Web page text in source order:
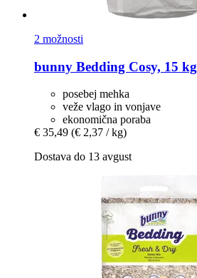
2 možnosti
bunny Bedding Cosy, 15 kg
posebej mehka
veže vlago in vonjave
ekonomična poraba
€ 35,49 (€ 2,37 / kg)
Dostava do 13 avgust